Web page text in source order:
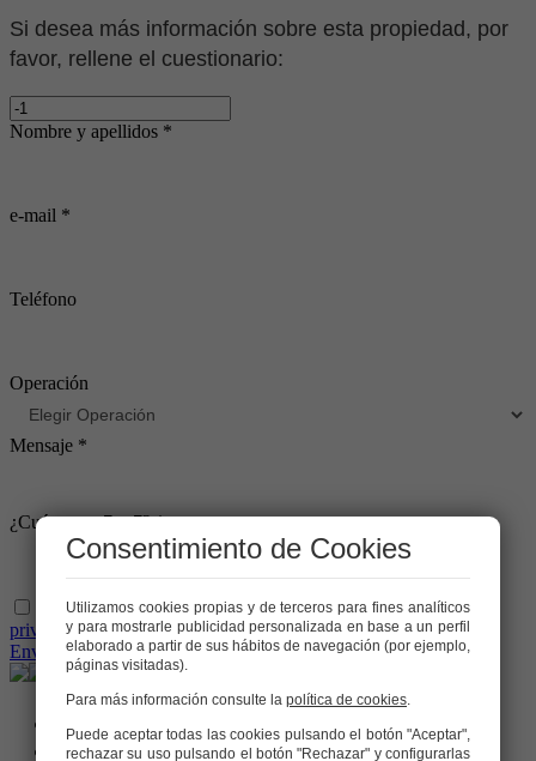
Si desea más información sobre esta propiedad, por
favor, rellene el cuestionario:
Nombre y apellidos *
e-mail *
Teléfono
Operación
Mensaje *
¿Cuánto es: 7 + 7? *
He leído y acepto las condiciones legales y de política de
privacidad
Enviar
Consentimiento de Cookies
Utilizamos cookies propias y de terceros para fines analíticos
y para mostrarle publicidad personalizada en base a un perfil
elaborado a partir de sus hábitos de navegación (por ejemplo,
páginas visitadas).
Para más información consulte la política de cookies.
Puede aceptar todas las cookies pulsando el botón "Aceptar",
rechazar su uso pulsando el botón "Rechazar" y configurarlas